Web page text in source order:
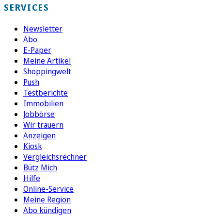
SERVICES
Newsletter
Abo
E-Paper
Meine Artikel
Shoppingwelt
Push
Testberichte
Immobilien
Jobbörse
Wir trauern
Anzeigen
Kiosk
Vergleichsrechner
Bütz Mich
Hilfe
Online-Service
Meine Region
Abo kündigen